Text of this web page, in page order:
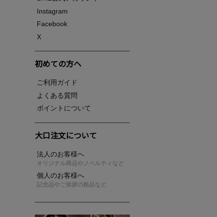
Instagram
Facebook
X
初めての方へ
ご利用ガイド
よくある質問
ポイントについて
大口注文について
法人のお客様へ
オリジナル商品やノベルティなど
個人のお客様へ
記念品やご挨拶の粗品など